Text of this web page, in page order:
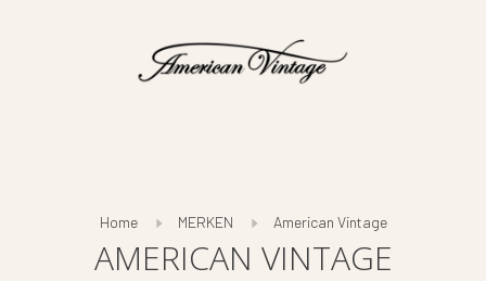
Home MERKEN American Vintage
AMERICAN VINTAGE